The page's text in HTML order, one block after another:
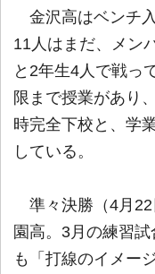
金沢高はベンチ
11人はまだ、メン
と2年生4人で戦っ
限まで授業があり
時完全下校と、学
している。
準々決勝（4月22
園高。3月の練習
も「打線のイメー